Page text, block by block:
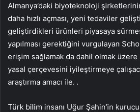
Almanya’daki biyoteknoloji
daha hızlı açması, yeni tedaviler
geliştirdikleri ürünleri piyasaya
yapılması gerektiğini vurgulayan
erişim sağlamak da dahil olmak
yasal çerçevesini iyileştirmeye
araştırma amacı ile. .
Türk bilim insanı Uğur Şahin’in